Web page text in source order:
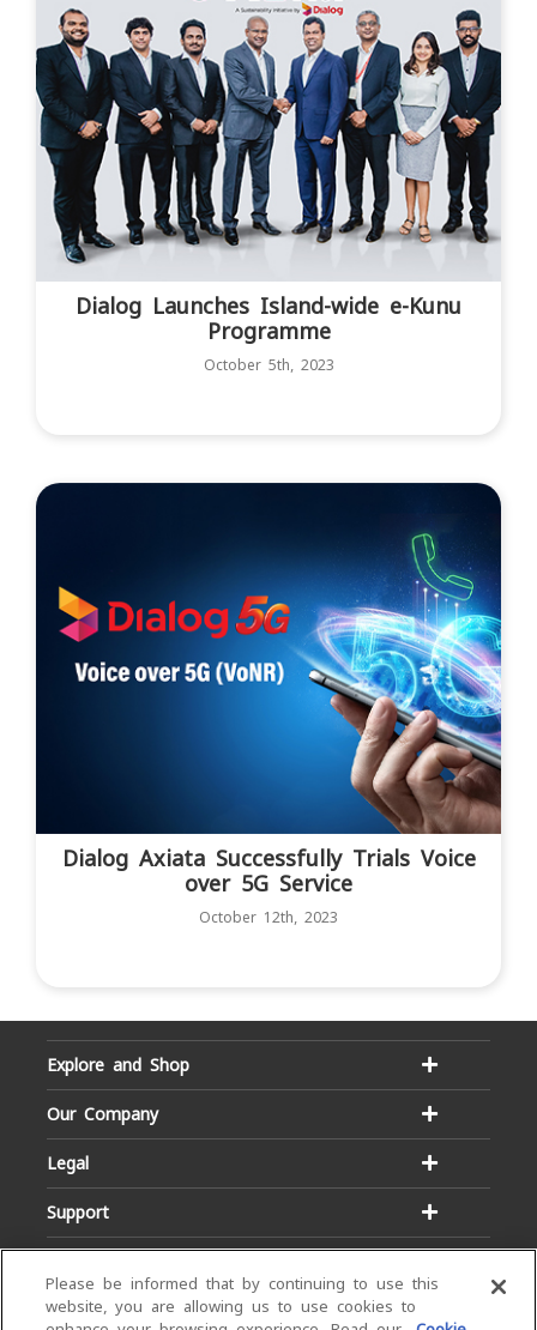
Dialog Launches Island-wide e-Kunu
Programme
October 5th, 2023
Dialog Axiata Successfully Trials Voice
over 5G Service
October 12th, 2023
Explore and Shop
Our Company
Legal
Support
Please be informed that by continuing to use this
website, you are allowing us to use cookies to